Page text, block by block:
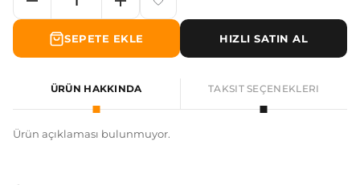
SEPETE EKLE HIZLI SATIN AL
ÜRÜN HAKKINDA TAKSIT SEÇENEKLERI
Ürün açıklaması bulunmuyor.